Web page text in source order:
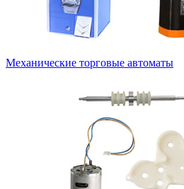
Механические торговые автоматы